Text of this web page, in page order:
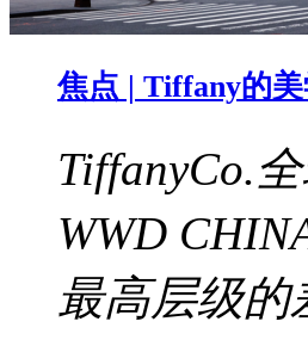
焦点 | Tiffany的
TiffanyCo.
WWD
最高层级的